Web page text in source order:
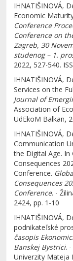
IHNATIŠINOVÁ,
Economic
Conference
Conference on
Zagreb, 30
studenog – 1.
2022, 527-540.
IHNATIŠINOVÁ,
Services on the
Journal of
Association of
UdEkoM Balkan,
IHNATIŠINOVÁ,
Communication
the Digital Age.
Consequences
Conference.
Consequences
Conference. -
2424, pp. 1-10
IHNATIŠINOVÁ,
podnikateľské
časopis
Banskej Bystrici.
Univerzity Mateja